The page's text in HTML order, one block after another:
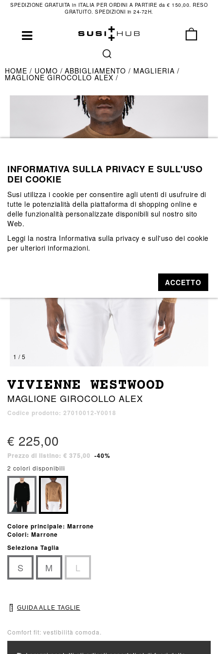
SPEDIZIONE GRATUITA in ITALIA PER ORDINI A PARTIRE da € 150,00. RESO
GRATUITO. SPEDIZIONI in 24-72H.
HOME UOMO ABBIGLIAMENTO MAGLIERIA
MAGLIONE GIROCOLLO ALEX
1 / 5
VIVIENNE WESTWOOD
MAGLIONE GIROCOLLO ALEX
Codice prodotto: 27010012-Y0018
€ 225,00
Prezzo di listino: € 375,00 -40%
2 colori disponibili
Colore principale: Marrone
Colori: Marrone
Seleziona Taglia
S M L
GUIDA ALLE TAGLIE
Comfort fit: vestibilità comoda.
INFORMATIVA SULLA PRIVACY E SULL'USO
DEI COOKIE
Susi utilizza i cookie per consentire agli utenti di usufruire di
tutte le potenzialità della piattaforma di shopping online e
delle funzionalità personalizzate disponibili sul nostro sito
Web.
Leggi la nostra Informativa sulla privacy e sull'uso dei cookie
per ulteriori informazioni.
ACCETTO